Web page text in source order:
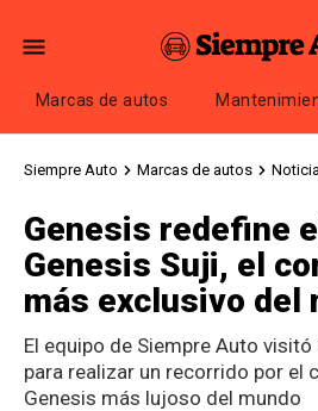
Marcas de autos
Siempre Auto Marcas de autos
Genesis redefine
Genesis Suji, el
más exclusivo del
El equipo de Siempre Auto visitó
para realizar un recorrido por el
Genesis más lujoso del mundo